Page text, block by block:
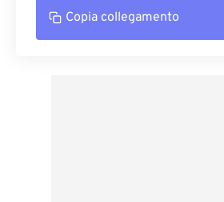
Copia collegamento